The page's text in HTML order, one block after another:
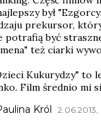
był
prekursor,
potrafią być
też ciarki
Kukurydzy" to
Film średnio mi
Król 2.06.2013,